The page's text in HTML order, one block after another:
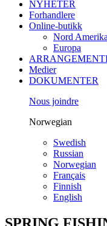
NYHETER
Forhandlere
Online-butikk
Nord Amerika
Europa
Medier
DOKUMENTER
Nous joindre
Norwegian
Swedish
Russian
Norwegian
Français
Finnish
English